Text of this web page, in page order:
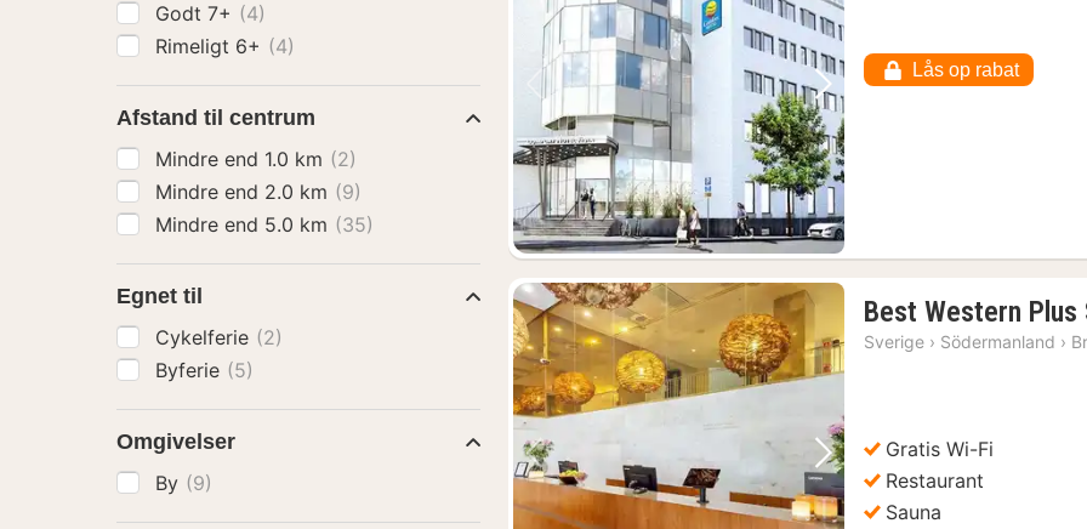
Forrige billede Næste billede
Lås op rabat
Forrige billede Næste billede
Best Western Plus
Sverige › Södermanland ›
Gratis Wi-Fi
Restaurant
Sauna
Godt 7+ (4)
Rimeligt 6+ (4)
Afstand til centrum
Mindre end 1.0 km (2)
Mindre end 2.0 km (9)
Mindre end 5.0 km (35)
Egnet til
Cykelferie (2)
Byferie (5)
Omgivelser
By (9)